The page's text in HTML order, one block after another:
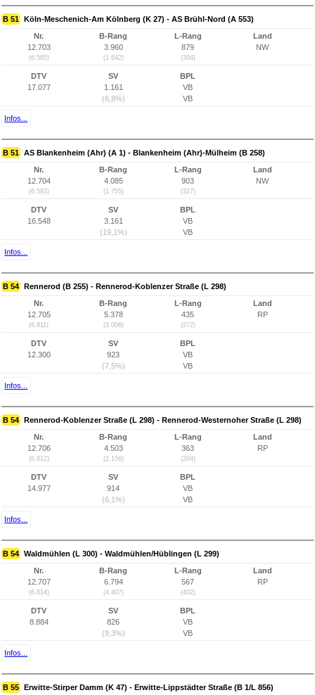
B 51 Köln-Meschenich-Am Kölnberg (K 27) - AS Brühl-Nord (A 553)
Nr.
12.703
(6.585)
B-Rang
3.960
(1.642)
L-Rang
879
(304)
Land
NW
DTV
17.077
SV
1.161
(6,8%)
BPL
VB
VB
Infos...
B 51 AS Blankenheim (Ahr) (A 1) - Blankenheim (Ahr)-Mülheim (B 258)
Nr.
12.704
(6.593)
B-Rang
4.085
(1.755)
L-Rang
903
(327)
Land
NW
DTV
16.548
SV
3.161
(19,1%)
BPL
VB
VB
Infos...
B 54 Rennerod (B 255) - Rennerod-Koblenzer Straße (L 298)
Nr.
12.705
(6.811)
B-Rang
5.378
(3.006)
L-Rang
435
(272)
Land
RP
DTV
12.300
SV
923
(7,5%)
BPL
VB
VB
Infos...
B 54 Rennerod-Koblenzer Straße (L 298) - Rennerod-Westernoher Straße (L 298)
Nr.
12.706
(6.812)
B-Rang
4.503
(2.156)
L-Rang
363
(204)
Land
RP
DTV
14.977
SV
914
(6,1%)
BPL
VB
VB
Infos...
B 54 Waldmühlen (L 300) - Waldmühlen/Hüblingen (L 299)
Nr.
12.707
(6.814)
B-Rang
6.794
(4.407)
L-Rang
567
(402)
Land
RP
DTV
8.884
SV
826
(9,3%)
BPL
VB
VB
Infos...
B 55 Erwitte-Stirper Damm (K 47) - Erwitte-Lippstädter Straße (B 1/L 856)